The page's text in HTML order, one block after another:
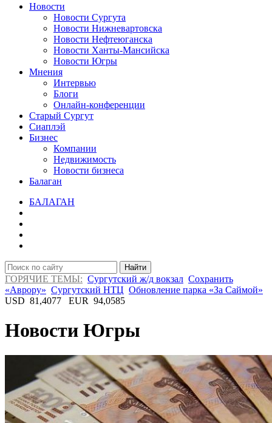
Новости
Новости Сургута
Новости Нижневартовска
Новости Нефтеюганска
Новости Ханты-Мансийска
Новости Югры
Мнения
Интервью
Блоги
Онлайн-конференции
Старый Сургут
Сиаплэй
Бизнес
Компании
Недвижимость
Новости бизнеса
Балаган
БАЛАГАН
Найти
ГОРЯЧИЕ ТЕМЫ: Сургутский ж/д вокзал Сохранить
«Аврору» Сургутский НТЦ Обновление парка «За Саймой»
USD 81,4077 EUR 94,0585
Новости Югры